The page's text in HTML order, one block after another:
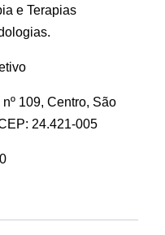
e Terapias
109, Centro, São
24.421-005